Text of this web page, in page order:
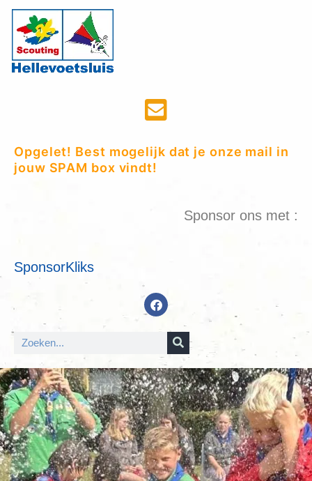
Opgelet! Best mogelijk dat je onze mail in
jouw SPAM box vindt!
Sponsor ons met :
SponsorKliks